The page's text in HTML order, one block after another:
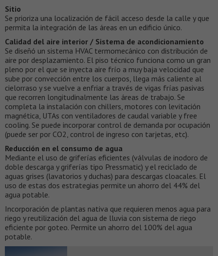
Sitio
Se prioriza una localización de fácil acceso desde la calle y que
permita la integración de las áreas en un edificio único.
Calidad del aire interior / Sistema de acondicionamiento
Se diseñó un sistema HVAC termomecánico con distribución de
aire por desplazamiento. El piso técnico funciona como un gran
pleno por el que se inyecta aire frío a muy baja velocidad que
sube por convección entre los cuerpos, llega más caliente al
cielorraso y se vuelve a enfriar a través de vigas frías pasivas
que recorren longitudinalmente las áreas de trabajo. Se
completa la instalación con chillers, motores con levitación
magnética, UTAs con ventiladores de caudal variable y free
cooling. Se puede incorporar control de demanda por ocupación
(puede ser por CO2, control de ingreso con tarjetas, etc).
Reducción en el consumo de agua
Mediante el uso de griferías eficientes (válvulas de inodoro de
doble descarga y griferías tipo Pressmatic) y el reciclado de
aguas grises (lavatorios y duchas) para descargas cloacales. El
uso de estas dos estrategias permite un ahorro del 44% del
agua potable.
Incorporación de plantas nativa que requieren menos agua para
riego y reutilización del agua de lluvia con sistema de riego
eficiente por goteo. Permite un ahorro del 100% del agua
potable.